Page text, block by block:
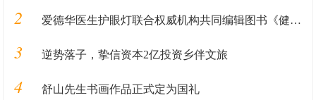
2 爱德华医生护眼灯联合权威机构共同编辑图书《健康用光100问》即将发售
3 逆势落子，挚信资本2亿投资乡伴文旅
4 舒山先生书画作品正式定为国礼